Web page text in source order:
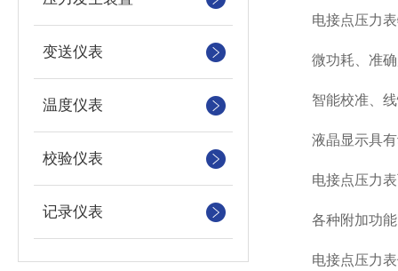
变送仪表
温度仪表
校验仪表
记录仪表
电接点压力表
微功耗、准确
智能校准、线
液晶显示具有
电接点压力表
各种附加功能。
电接点压力表